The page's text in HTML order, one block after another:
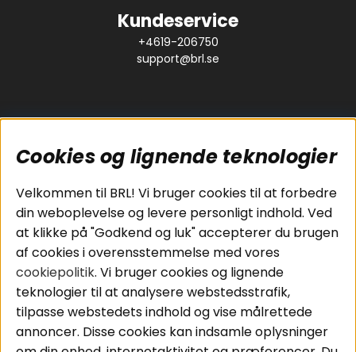
Kundeservice
+4619-206750
support@brl.se
Populære sider
Pakkeløsninger
Bilstereo
Højttalere
Forstærker
Smartphone
Tilbehør
Kabler
Kundeservice
Cookies
Handelsbetingelser
Personvernpolicy
Service / Garanti /
Retur
Cookies og lignende teknologier
Velkommen til BRL! Vi bruger cookies til at forbedre
din weboplevelse og levere personligt indhold. Ved
at klikke på "Godkend og luk" accepterer du brugen
af cookies i overensstemmelse med vores
cookiepolitik. Vi bruger cookies og lignende
teknologier til at analysere webstedsstrafik,
tilpasse webstedets indhold og vise målrettede
annoncer. Disse cookies kan indsamle oplysninger